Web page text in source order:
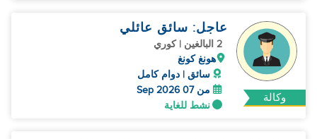
وكالة
عاجل: سائق عائلي
2 البالغين | كوري
هونغ كونغ
سائق | دوام كامل
من 07 Sep 2026
نشط للغاية